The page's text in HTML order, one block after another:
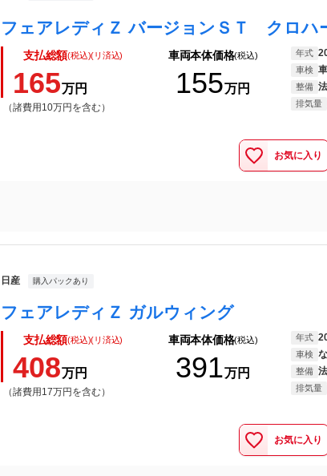
支払総額(税込)(リ済込)
165万円
（諸費用10万円を含む）
車両本体価格(税込)
155万円
年式
車検
整備
排気量
お気に入り
日産 購入パックあり
フェアレディＺ ガルウィング
支払総額(税込)(リ済込)
408万円
（諸費用17万円を含む）
車両本体価格(税込)
391万円
年式
車検
整備
排気量
お気に入り